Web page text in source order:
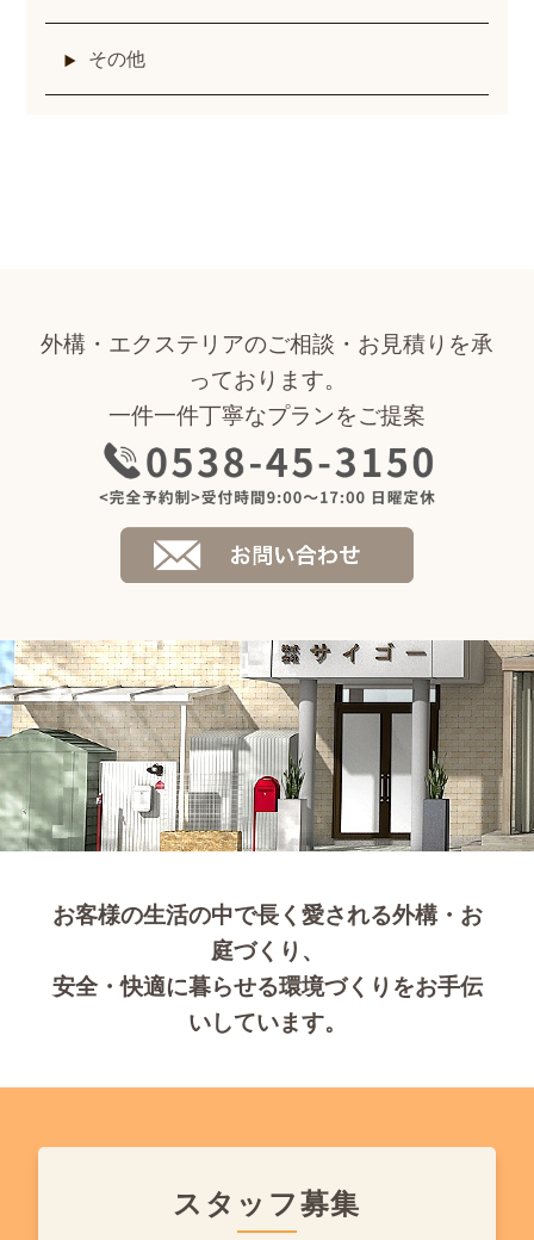
その他
外構・エクステリアのご相談・お見積りを承
っております。
一件一件丁寧なプランをご提案
お客様の生活の中で長く愛される外構・お
庭づくり、
安全・快適に暮らせる環境づくりをお手伝
いしています。
スタッフ募集